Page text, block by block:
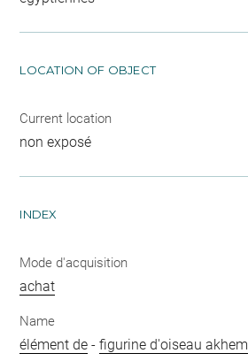
LOCATION OF OBJECT
Current location
non exposé
INDEX
Mode d'acquisition
achat
Name
élément de -figurine d'oiseau akhem